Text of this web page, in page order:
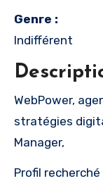
Genre :
Indifférent
WebPower, agence de communication et
stratégies
Manager,
Profil recherché